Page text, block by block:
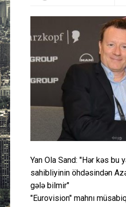
Yan Ola Sand: "Hər kəs bu
sahibliyinin öhdəsindən
gələ bilmir"
"Eurovision" mahnı